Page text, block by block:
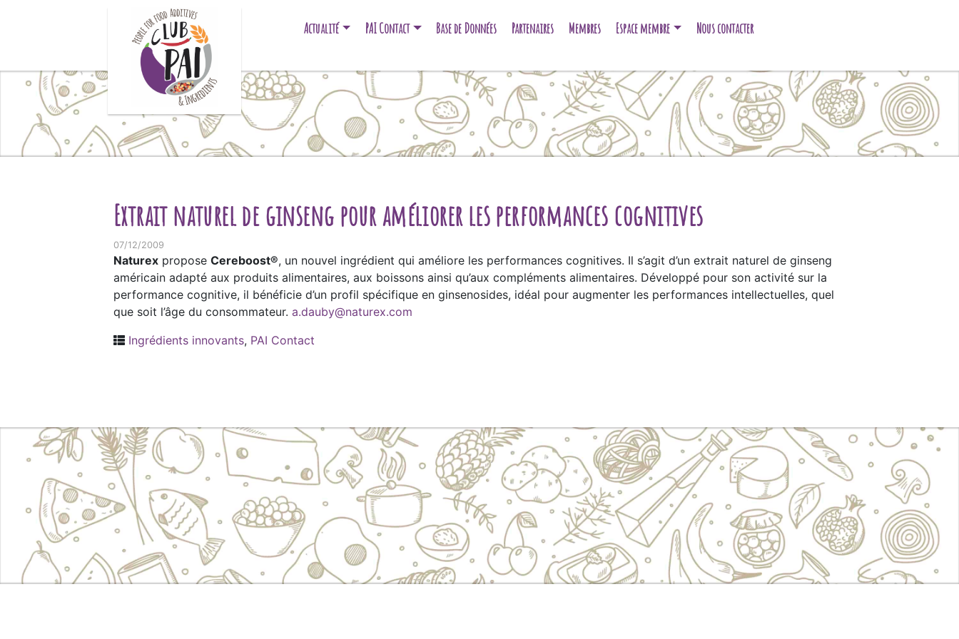
Actualité PAI Contact Base de Données Partenaires Membres Espace membre Nous contacter
Extrait naturel de ginseng pour améliorer les performances cognitives
07/12/2009
Naturex propose Cereboost®, un nouvel ingrédient qui améliore les performances cognitives. Il s’agit d’un extrait naturel de ginseng
américain adapté aux produits alimentaires, aux boissons ainsi qu’aux compléments alimentaires. Développé pour son activité sur la
performance cognitive, il bénéficie d’un profil spécifique en ginsenosides, idéal pour augmenter les performances intellectuelles, quel
que soit l’âge du consommateur. a.dauby@naturex.com
Ingrédients innovants, PAI Contact